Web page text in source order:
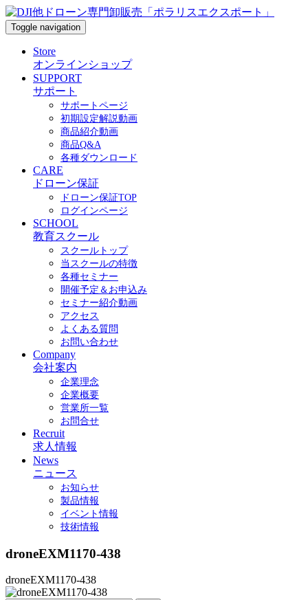
Toggle navigation
Store
オンラインショップ
SUPPORT
サポート
サポートページ
初期設定解説動画
商品紹介動画
商品Q&A
各種ダウンロード
CARE
ドローン保証
ドローン保証TOP
ログインページ
SCHOOL
教育スクール
スクールトップ
当スクールの特徴
各種セミナー
開催予定＆お申込み
セミナー紹介動画
アクセス
よくある質問
お問い合わせ
Company
会社案内
企業理念
企業概要
営業所一覧
お問合せ
Recruit
求人情報
News
ニュース
お知らせ
製品情報
イベント情報
技術情報
droneEXM1170-438
droneEXM1170-438